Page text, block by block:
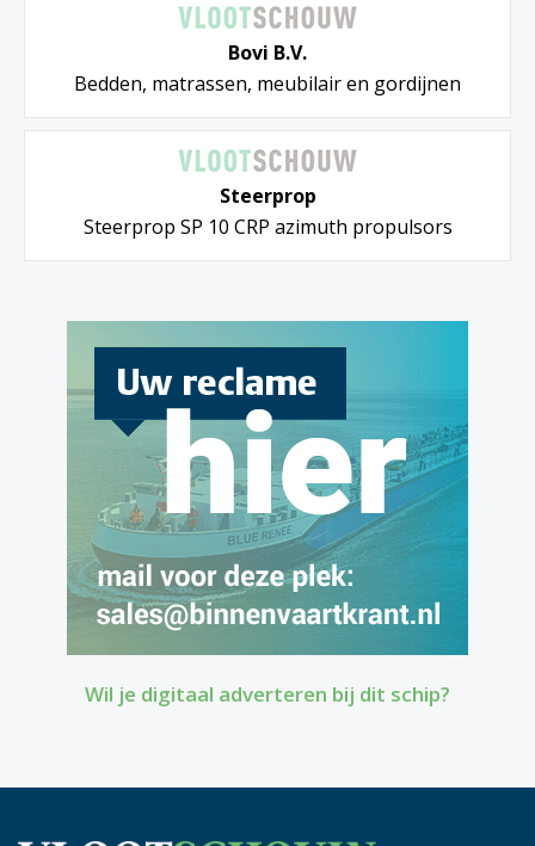
Bovi B.V.
Bedden, matrassen, meubilair en gordijnen
Steerprop
Steerprop SP 10 CRP azimuth propulsors
Wil je digitaal adverteren bij dit schip?